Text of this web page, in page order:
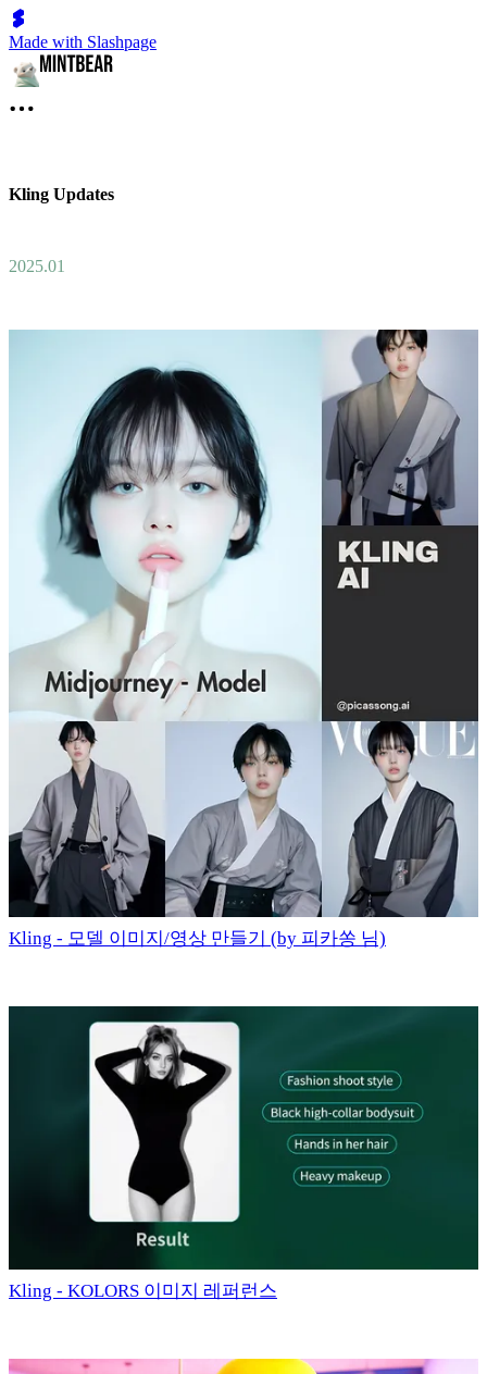
Made with Slashpage
Kling Updates
2025.01
Kling - 모델 이미지/영상 만들기 (by 피카쏭 님)
Kling - KOLORS 이미지 레퍼런스